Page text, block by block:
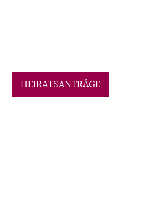
HEIRATSANTRÄGE